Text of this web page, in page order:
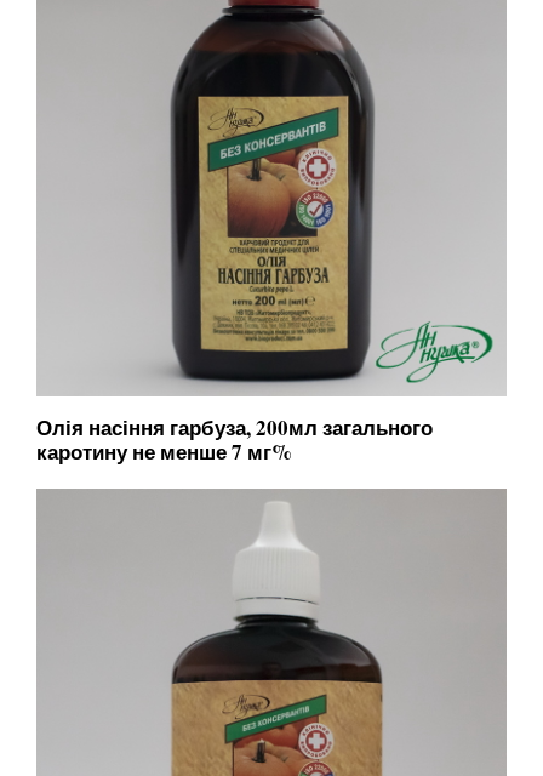
Олія насіння гарбуза, 200мл загального
каротину не менше 7 мг%